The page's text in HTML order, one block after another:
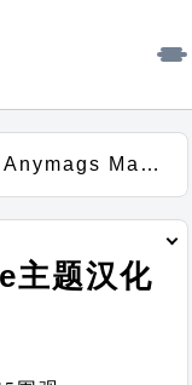
Anymags Magazine主题汉化包
题汉化